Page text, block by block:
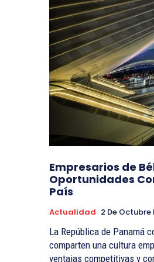
Empresarios de
Oportunidades
País
Actualidad 2 De Octubre
La República de Panamá
comparten una cultura
ventajas competitivas y